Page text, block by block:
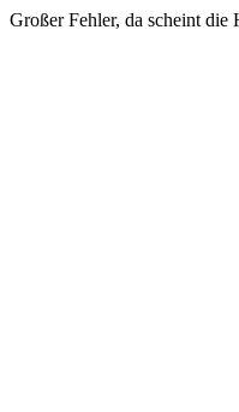
Großer Fehler, da scheint die